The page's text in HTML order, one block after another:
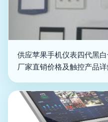
供应苹果手机仪表四代黑
厂家直销价格及触控产品